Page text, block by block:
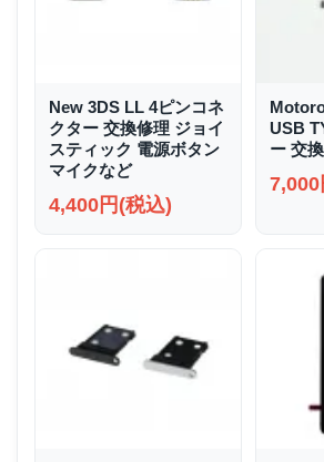
New 3DS LL 4ピンコネ
クター 交換修理 ジョイ
スティック 電源ボタン
マイクなど
4,400円(税込)
USB
ー 交
7,000